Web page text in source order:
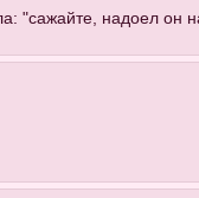
"сажайте, надоел он